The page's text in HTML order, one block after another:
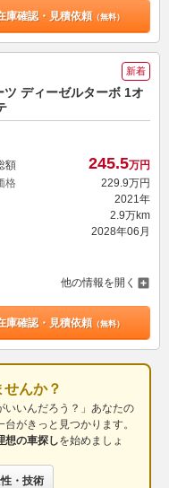
庫確認・見積依頼（無料）
新着
ディーゼルターボ 1オ
額 245.5万円
格
229.9万円
2021年
2.9万km
2028年06月
他の情報を開く
庫確認・見積依頼（無料）
んか？
いいんだろう？」あなたの
がきっと見つかります。
想の車探しを始めましょ
・技術